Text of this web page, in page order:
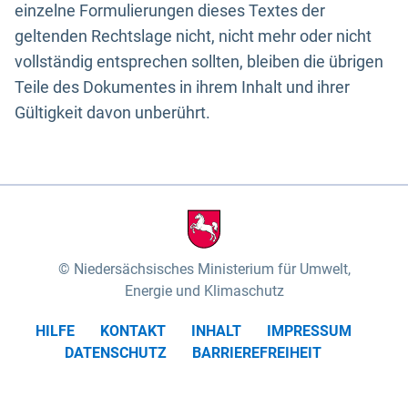
einzelne Formulierungen dieses Textes der
geltenden Rechtslage nicht, nicht mehr oder nicht
vollständig entsprechen sollten, bleiben die übrigen
Teile des Dokumentes in ihrem Inhalt und ihrer
Gültigkeit davon unberührt.
Niedersächsisches Ministerium für Umwelt,
Energie und Klimaschutz
HILFE KONTAKT INHALT
IMPRESSUM
DATENSCHUTZ
BARRIEREFREIHEIT